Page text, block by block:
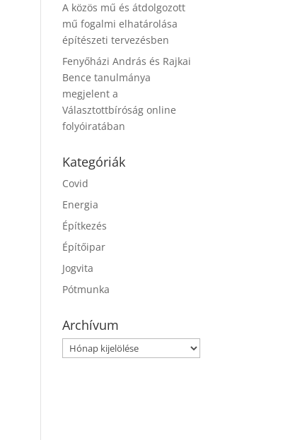
A közös mű és átdolgozott
mű fogalmi elhatárolása
építészeti tervezésben
Fenyőházi András és Rajkai
Bence tanulmánya
megjelent a
Választottbíróság online
folyóiratában
Kategóriák
Covid
Energia
Építkezés
Építőipar
Jogvita
Pótmunka
Archívum
Archívum